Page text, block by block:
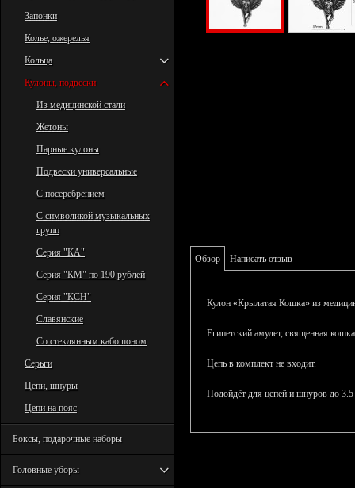
Запонки
Колье, ожерелья
Кольца
Кулоны, подвески
Из медицинской стали
Жетоны
Парные кулоны
Подвески универсальные
С посеребрением
С символикой музыкальных
групп
Серия "КА"
Серия "КМ" по 190 рублей
Серия "КСН"
Славянские
Со стеклянным кабошоном
Серьги
Цепи, шнуры
Цепи на пояс
Боксы, подарочные наборы
Головные уборы
Обзор Написать отзыв
Кулон «Крылатая Кошка» из
Египетский амулет, священная
Цепь в комплект не входит.
Подойдёт для цепей и шнуров до